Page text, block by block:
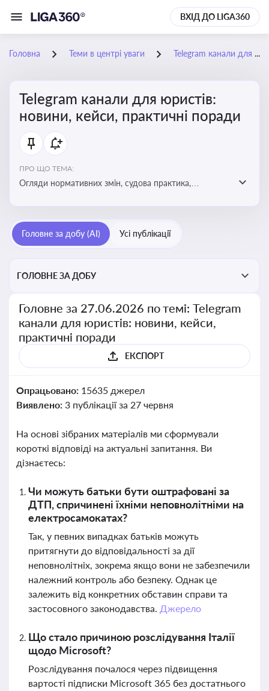
ВХІД ДО LIGA360
Головна Теми в центрі уваги Telegram канали для юристів: новини, кейси, практичні поради
Telegram канали для юристів:
новини, кейси, практичні поради
ПРО ЩО ТЕМА:
Огляди нормативних змін, судова практика,
каналах
Головне за добу (AI) Усі публікації
ГОЛОВНЕ ЗА ДОБУ
Головне за 27.06.2026 по темі: Telegram
канали для юристів: новини, кейси,
практичні поради
ЕКСПОРТ
Опрацьовано: 15635 джерел
Виявлено: 3 публікації за 27 червня
На основі зібраних матеріалів ми сформували
короткі відповіді на актуальні запитання. Ви
дізнаєтесь:
Чи можуть батьки бути оштрафовані за
ДТП, спричинені їхніми неповнолітніми на
електросамокатах?
Так, у певних випадках батьків можуть
притягнути до відповідальності за дії
неповнолітніх, зокрема якщо вони не забезпечили
належний контроль або безпеку. Однак це
залежить від конкретних обставин справи та
застосовного законодавства. Джерело
Що стало причиною розслідування Італії
щодо Microsoft?
Розслідування почалося через підвищення
вартості підписки Microsoft 365 без достатнього